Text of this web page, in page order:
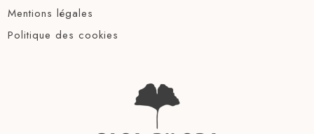
Mentions légales
Politique des cookies